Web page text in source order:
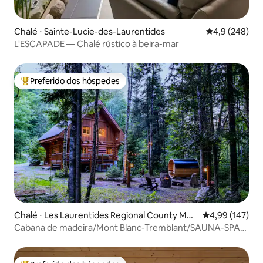
Chalé ⋅ Sainte-Lucie-des-Laurentides 4,9 de uma
4,9 (248)
L'ESCAPADE — Chalé rústico à beira-mar
Entre os melhores preferidos dos hóspedes
Preferido dos hóspedes
Chalé ⋅ Les Laurentides Regional County Mun
icipality
4,99 de uma
4,99 (147)
Cabana de madeira/Mont Blanc-Tremblant/SAUNA-SPA-